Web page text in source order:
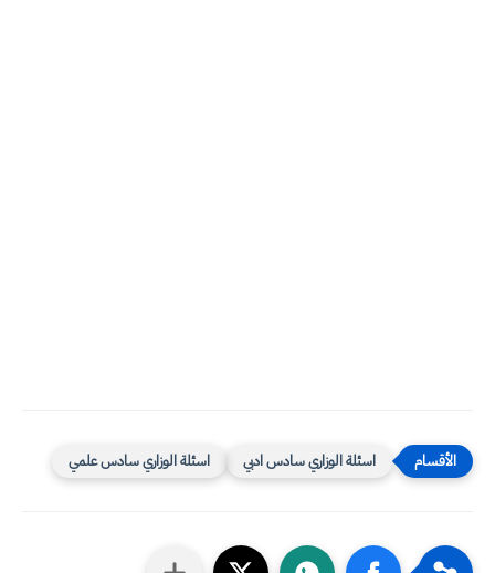
اسئلة الوزاري سادس ادبي اسئلة الوزاري سادس علمي